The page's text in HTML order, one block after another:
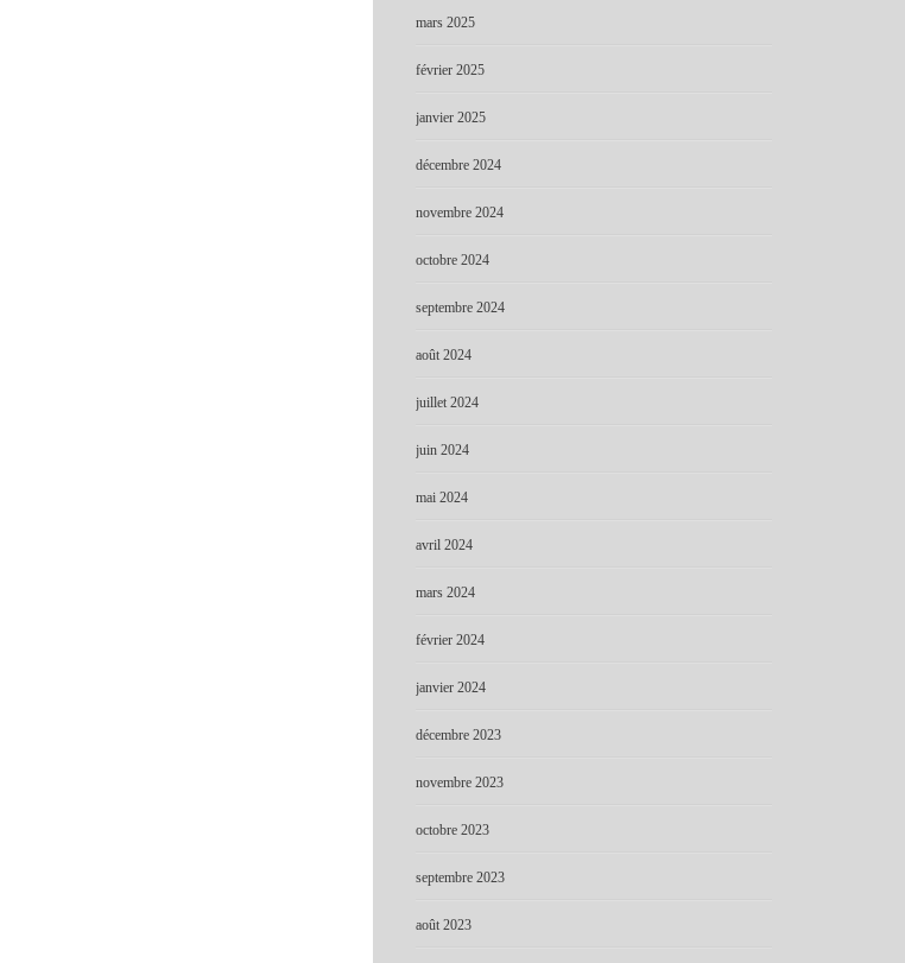
mars 2025
février 2025
janvier 2025
décembre 2024
novembre 2024
octobre 2024
septembre 2024
août 2024
juillet 2024
juin 2024
mai 2024
avril 2024
mars 2024
février 2024
janvier 2024
décembre 2023
novembre 2023
octobre 2023
septembre 2023
août 2023